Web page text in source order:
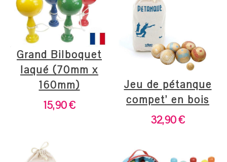
Grand Bilboquet
laqué (70mm x
160mm)
15,90€
Jeu de pétanque
compet’ en bois
32,90€